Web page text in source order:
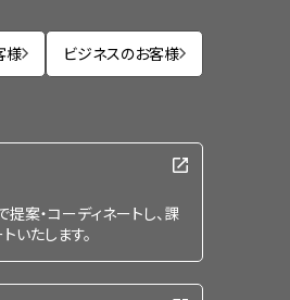
様 ビジネスのお客様
案・コーディネートし、課
いたします。